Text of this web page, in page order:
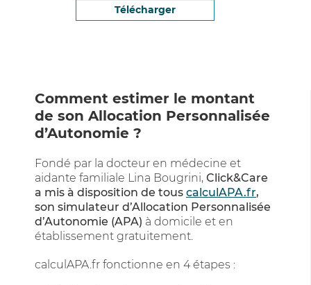
Télécharger
Comment estimer le montant
de son Allocation Personnalisée
d’Autonomie ?
Fondé par la docteur en médecine et
aidante familiale Lina Bougrini, Click&Care
a mis à disposition de tous calculAPA.fr,
son simulateur d’Allocation Personnalisée
d’Autonomie (APA) à domicile et en
établissement gratuitement.
calculAPA.fr fonctionne en 4 étapes :